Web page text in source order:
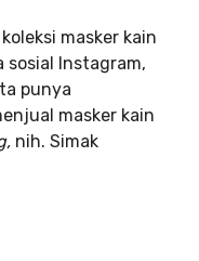
masker kain
sosial Instagram,
punya
masker kain
nih. Simak